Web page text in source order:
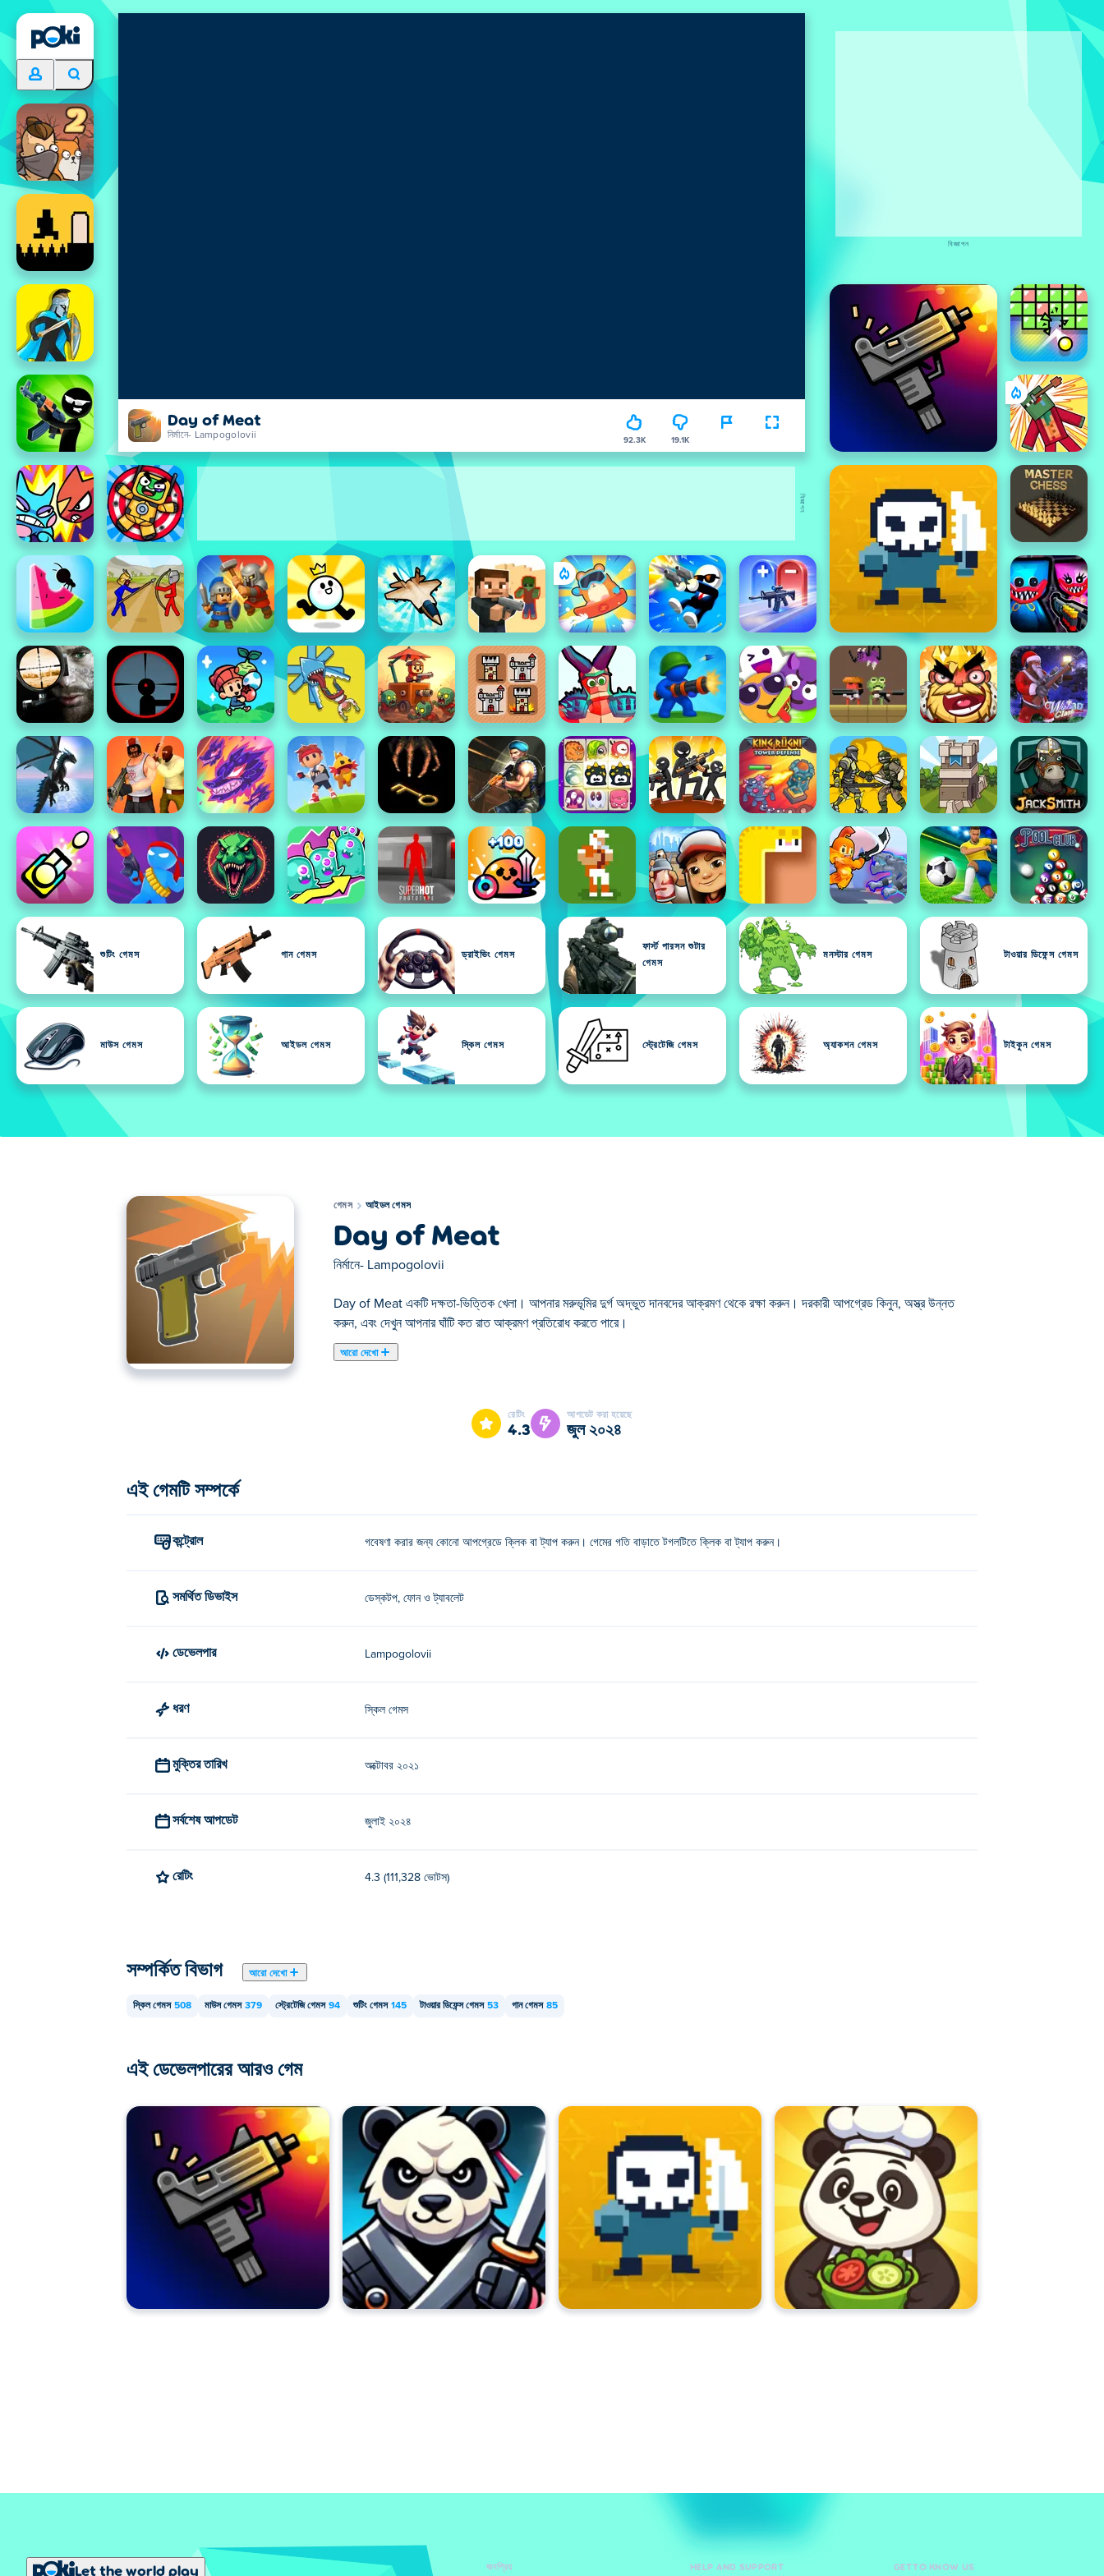
Day of Meat
নির্মানে- Lampogolovii 92.3K 19.1K
শুটিং গেমস গান গেমস ড্রাইভিং গেমস
ফার্স্ট পারসন শুটার
গেমস
মনস্টার গেমস টাওয়ার ডিফেন্স গেমস
মাউস গেমস আইডল গেমস স্কিল গেমস স্ট্রেটেজি গেমস অ্যাকশন গেমস টাইকুন গেমস
বিজ্ঞাপন
বিজ্ঞাপন
গেমস আইডল গেমস
Day of Meat
নির্মানে- Lampogolovii
Day of Meat একটি দক্ষতা-ভিত্তিক খেলা। আপনার মরুভূমির দুর্গ অদ্ভুত দানবদের আক্রমণ থেকে রক্ষা করুন। দরকারী আপগ্রেড কিনুন, অস্ত্র উন্নত
করুন, এবং দেখুন আপনার ঘাঁটি কত রাত আক্রমণ প্রতিরোধ করতে পারে।
আরো দেখো
এখানে আপনি Day of Meat খেলতে পারেন। Day of Meat আমাদের নির্বাচিত আইডল গেমস এর একটি।
রেটিং
4.3
আপডেট করা হয়েছে
জুল ২০২৪
এই গেমটি সম্পর্কে
কন্ট্রোল গবেষণা করার জন্য কোনো আপগ্রেডে ক্লিক বা ট্যাপ করুন। গেমের গতি বাড়াতে টগলটিতে ক্লিক বা ট্যাপ করুন।
সমর্থিত ডিভাইস ডেস্কটপ, ফোন ও ট্যাবলেট
ডেভেলপার Lampogolovii
ধরণ স্কিল গেমস
মুক্তির তারিখ অক্টোবর ২০২১
সর্বশেষ আপডেট জুলাই ২০২৪
রেটিং 4.3 (111,328 ভোটস)
সম্পর্কিত বিভাগ আরো দেখো
স্কিল গেমস 508 মাউস গেমস 379 স্ট্রেটেজি গেমস 94 শুটিং গেমস 145 টাওয়ার ডিফেন্স গেমস 53 গান গেমস 85
এই ডেভেলপারের আরও গেম
Let the world play জনপ্রিয় HELP AND SUPPORT GET TO KNOW US